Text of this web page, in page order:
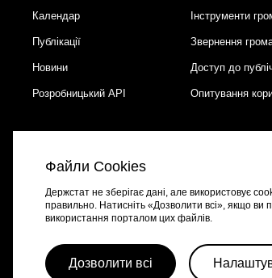
Календар Інструменти
Публікації Звернення
Новини Доступ до
Розробницький API Опитування
Портал створено за підтримки швейцарсько-
Файли Cookies
Держстат не зберігає дані, але використовує
правильно. Натисніть «Дозволити всі», якщо ви
використання порталом цих файлів.
Дозволити всі